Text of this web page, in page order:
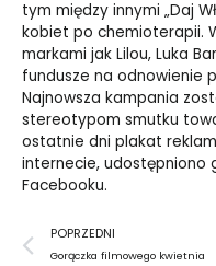
tym między innymi „Daj
kobiet po chemioterapii.
markami jak Lilou, Luka
fundusze na odnowienie
Najnowsza kampania
stereotypom smutku
ostatnie dni plakat
internecie, udostępniono
Facebooku.
Prev
POPRZEDNI
Gorączka filmowego kwietnia